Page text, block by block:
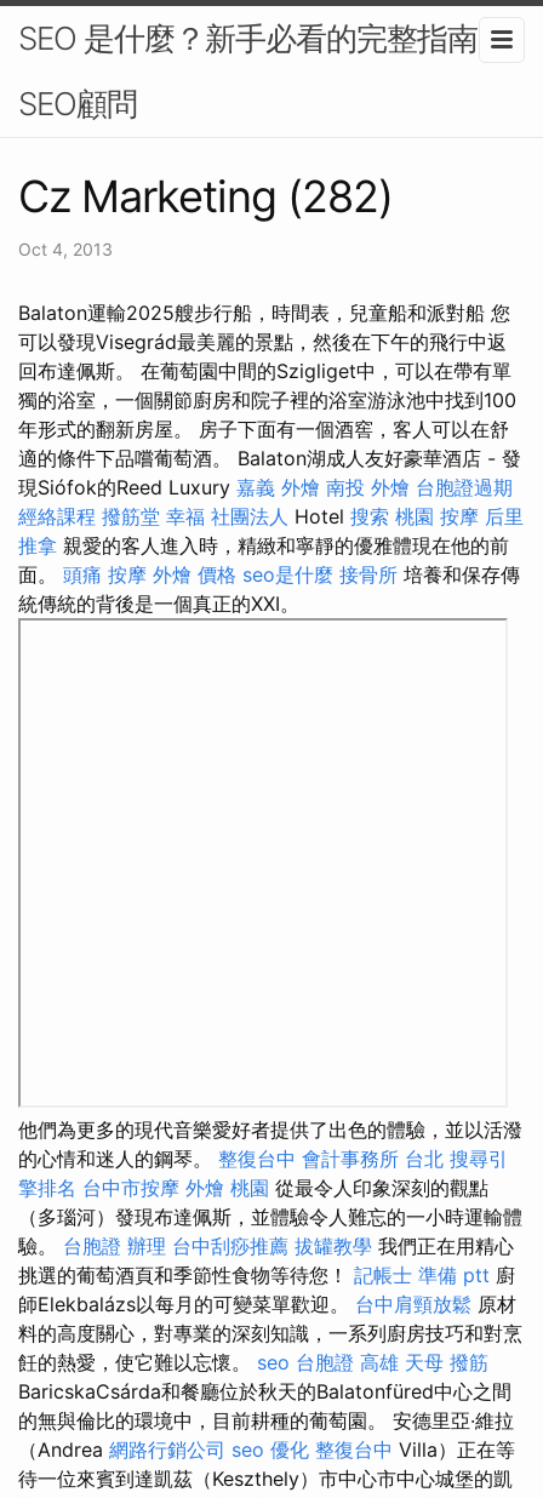
SEO 是什麼？新手必看的完整指南-
SEO顧問
Cz Marketing (282)
Oct 4, 2013
Balaton運輸2025艘步行船，時間表，兒童船和派對船 您
可以發現Visegrád最美麗的景點，然後在下午的飛行中返
回布達佩斯。 在葡萄園中間的Szigliget中，可以在帶有單
獨的浴室，一個關節廚房和院子裡的浴室游泳池中找到100
年形式的翻新房屋。 房子下面有一個酒窖，客人可以在舒
適的條件下品嚐葡萄酒。 Balaton湖成人友好豪華酒店 - 發
現Siófok的Reed Luxury 嘉義 外燴 南投 外燴 台胞證過期
經絡課程 撥筋堂 幸福 社團法人 Hotel 搜索 桃園 按摩 后里
推拿 親愛的客人進入時，精緻和寧靜的優雅體現在他的前
面。 頭痛 按摩 外燴 價格 seo是什麼 接骨所 培養和保存傳
統傳統的背後是一個真正的XXI。
他們為更多的現代音樂愛好者提供了出色的體驗，並以活潑
的心情和迷人的鋼琴。 整復台中 會計事務所 台北 搜尋引
擎排名 台中市按摩 外燴 桃園 從最令人印象深刻的觀點
（多瑙河）發現布達佩斯，並體驗令人難忘的一小時運輸體
驗。 台胞證 辦理 台中刮痧推薦 拔罐教學 我們正在用精心
挑選的葡萄酒頁和季節性食物等待您！ 記帳士 準備 ptt 廚
師Elekbalázs以每月的可變菜單歡迎。 台中肩頸放鬆 原材
料的高度關心，對專業的深刻知識，一系列廚房技巧和對烹
飪的熱愛，使它難以忘懷。 seo 台胞證 高雄 天母 撥筋
BaricskaCsárda和餐廳位於秋天的Balatonfüred中心之間
的無與倫比的環境中，目前耕種的葡萄園。 安德里亞·維拉
（Andrea 網路行銷公司 seo 優化 整復台中 Villa）正在等
待一位來賓到達凱茲（Keszthely）市中心市中心城堡的凱